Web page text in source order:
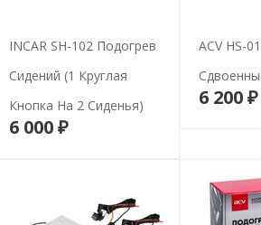
INCAR SH-102 Подогрев
Сидений (1 Круглая
Кнопка На 2 Сиденья)
6 000 ₽В корзину
ACV HS-
6 200 ₽
В